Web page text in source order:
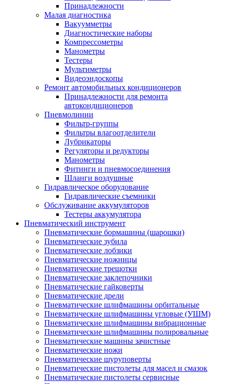
Принадлежности
Малая диагностика
Вакуумметры
Диагностические наборы
Компрессометры
Манометры
Тестеры
Мультиметры
Видеоэндоскопы
Ремонт автомобильных кондиционеров
Принадлежности для ремонта
автокондиционеров
Пневмолинии
Фильтр-группы
Фильтры влагоотделители
Лубрикаторы
Регуляторы и редукторы
Манометры
Фитинги и пневмосоединения
Шланги воздушные
Гидравлическое оборудование
Гидравлические съемники
Обслуживание аккумуляторов
Тестеры аккумулятора
Пневматический инструмент
Пневматические бормашины (шарошки)
Пневматические зубила
Пневматические лобзики
Пневматические ножницы
Пневматические трещотки
Пневматические заклепочники
Пневматические гайковерты
Пневматические дрели
Пневматические шлифмашины орбитальные
Пневматические шлифмашины угловые (УШМ)
Пневматические шлифмашины вибрационные
Пневматические шлифмашины полировальные
Пневматические машины зачистные
Пневматические ножи
Пневматические шуруповерты
Пневматические пистолеты для масел и смазок
Пневматические пистолеты сервисные